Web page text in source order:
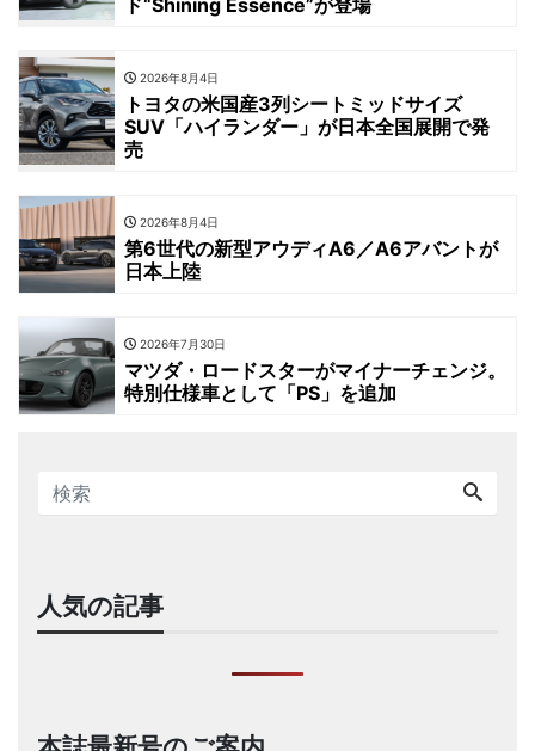
2026年8月4日
トヨタの米国産3列シートミッドサイズ
SUV「ハイランダー」が日本全国展開で発
売
2026年8月4日
第6世代の新型アウディA6／A6アバントが
日本上陸
2026年7月30日
マツダ・ロードスターがマイナーチェンジ。
特別仕様車として「PS」を追加
人気の記事